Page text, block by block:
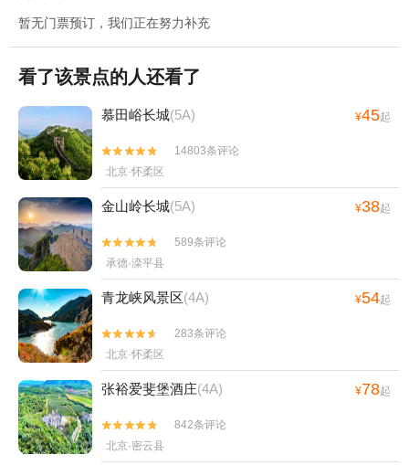
暂无门票预订，我们正在努力补充
看了该景点的人还看了
慕田峪长城(5A) ¥45起


14803条评论
北京·怀柔区
金山岭长城(5A) ¥38起


589条评论
承德·滦平县
青龙峡风景区(4A) ¥54起


283条评论
北京·怀柔区
张裕爱斐堡酒庄(4A) ¥78起


842条评论
北京·密云县